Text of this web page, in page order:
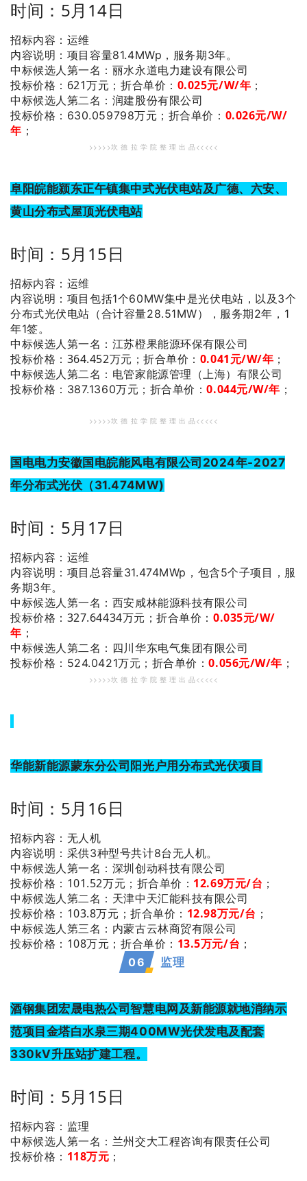
时间：5月14日
招标内容：运维
内容说明：项目容量81.4MWp，服务期3年。
中标候选人第一名 ：丽水永道电力建设有限公司
投标价格：621万元； 折合单价： 0.025元/W/年 ；
中标候选人第二名 ：润建股份有限公司
投标价格：630.059798万元； 折合单价： 0.026元/W/
年 ；
>>>>>坎 德 拉 学 院 整 理 出 品<<<<<
阜阳皖能颍东正午镇集中式光伏电站及广德、六安、
黄山分布式屋顶光伏电站
时间：5月15日
招标内容：运维
内容说明：项目包括1个60MW集中是光伏电站，以及3个
分布式光伏电站（合计容量28.51MW），服务期2年，1
年1签。
中标候选人第一名 ：江苏橙果能源环保有限公司
投标价格：364.452万元；折合单价： 0.041元/W/年 ；
中标候选人第二名 ：电管家能源管理（上海）有限公司
投标价格：387.1360万元； 折合单价：0.044元/W/年 ；
>>>>>坎 德 拉 学 院 整 理 出 品<<<<<
国电电力安徽国电皖能风电有限公司2024年-2027
年分布式光伏（31.474MW)
时间：5月17日
招标内容：运维
内容说明：项目总容量31.474MWp，包含5个子项目，服
务期3年。
中标候选人第一名 ：西安咸林能源科技有限公司
投标价格：327.64434万元；折合单价： 0.035元/W/
年 ；
中标候选人第二名 ：四川华东电气集团有限公司
投标价格：524.0421万元； 折合单价：0.056元/W/年 ；
>>>>>坎 德 拉 学 院 整 理 出 品<<<<<
华能新能源蒙东分公司阳光户用分布式光伏项目
时间：5月16日
招标内容：无人机
内容说明：采供3种型号共计8台无人机。
中标候选人第一名 ：深圳创动科技有限公司
投标价格：101.52万元； 折合单价： 12.69万元/台 ；
中标候选人第二名 ：天津中天汇能科技有限公司
投标价格：103.8万元；折合单价： 12.98万元/台 ；
中标候选人第三名 ：内蒙古云林商贸有限公司
投标价格：108万元； 折合单价： 13.5万元/台 ；
06 监理
酒钢集团宏晟电热公司智慧电网及新能源就地消纳示
范项目金塔白水泉三期400MW光伏发电及配套
330kV升压站扩建工程。
时间：5月15日
招标内容：监理
中标候选人第一名 ：兰州交大工程咨询有限责任公司
投标价格： 118万元 ；